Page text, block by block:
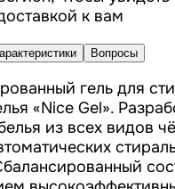
к вам
Вопросы
гель для
«Nice Gel».
из всех видов